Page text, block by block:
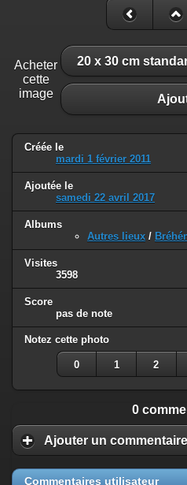
Acheter
cette
image
20 x 30 cm
Créée le
mardi 1 février 2011
Ajoutée le
samedi 22 avril 2017
Albums
Autres lieux /
Visites
3598
Score
pas de note
Notez cette photo
0 1 2
0
Ajouter un commentaire
Commentaires utilisateur